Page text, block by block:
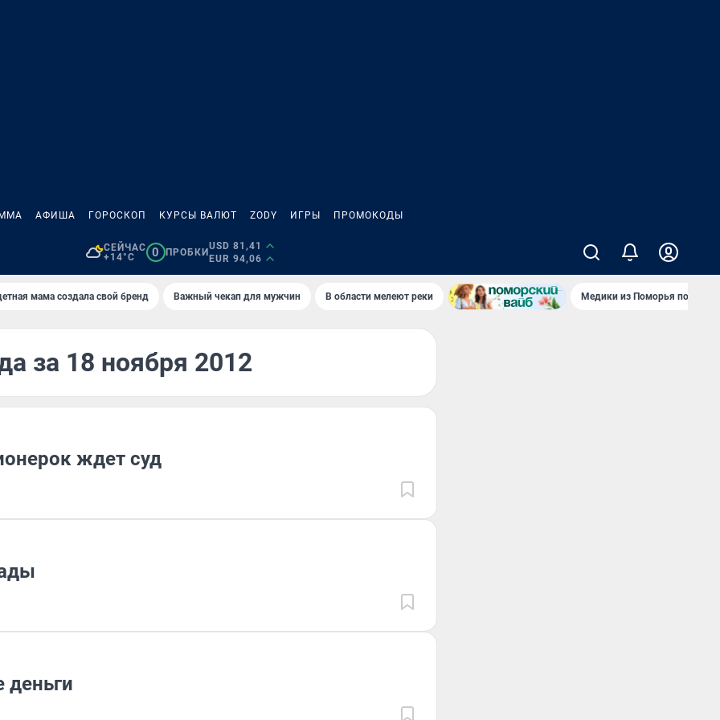
АФИША ГОРОСКОП КУРСЫ ВАЛЮТ ZODY ИГРЫ ПРОМОКОДЫ
СЕЙЧАС
+14°C
0 ПРОБКИ
USD 81,41
EUR 94,06
мама создала свой бренд Важный чекап для мужчин В области мелеют реки Медики из Поморья поехали
за 18 ноября 2012
ждет суд